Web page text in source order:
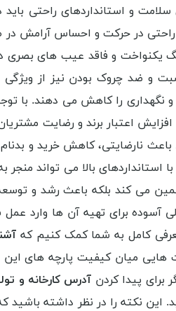
سلامت و استانداردهای راحتی
در حرکت و احساس آرامش در
یکنواخت و فاقد عیب های
و ضد چروک بودن نیز از
را کاهش می دهند. با
اعتبار برند و رضایت
نارضایتی، کاهش خرید و
استانداردهای بالا می تواند
می کند بلکه باعث رشد و
آسوده برای تهیه آن ها وارد
معرفی کامل به شما کمک کنیم که
میان کیفیت پارچه های این
برای پیدا کردن آدرس کارخانه و
نکته را در نظر داشته باشید